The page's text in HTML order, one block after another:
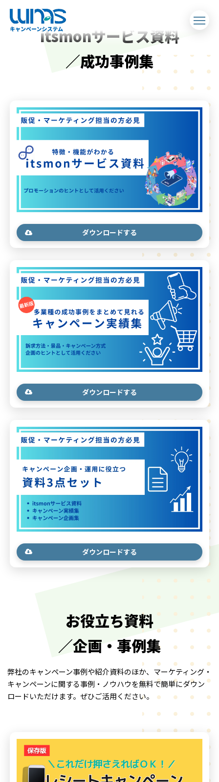
itsmonサービス資料
／成功事例集
ダウンロードする
ダウンロードする
ダウンロードする
お役立ち資料
／企画・事例集
弊社のキャンペーン事例や紹介資料のほか、マーケティング・
キャンペーンに関する事例・ノウハウを無料で簡単にダウン
ロードいただけます。ぜひご活用ください。